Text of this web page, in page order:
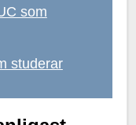
som
studerar